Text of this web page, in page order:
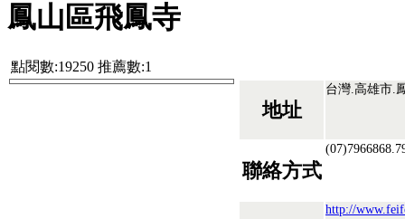
鳳山區飛鳳寺
點閱數:19250 推薦數:1
地址
台灣.高雄市.
聯絡方式
http://